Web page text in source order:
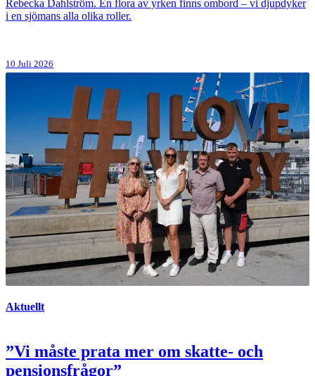
Rebecka Dahlström. En flora av yrken finns ombord – vi djupdyker
i en sjömans alla olika roller.
10 Juli 2026
Aktuellt
”Vi måste prata mer om skatte- och
pensionsfrågor”